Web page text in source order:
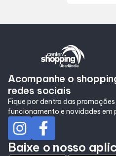
Acompanhe o
redes sociais
Fique por dentro das
funcionamento e novidades em
Baixe o nosso